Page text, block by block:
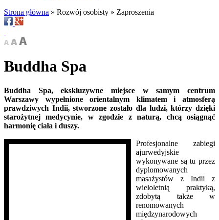
Strona główna » Rozwój osobisty » Zaproszenia
Buddha Spa
Buddha Spa, ekskluzywne miejsce w samym centrum
Warszawy wypełnione orientalnym klimatem i atmosferą
prawdziwych Indii, stworzone zostało dla ludzi, którzy dzięki
starożytnej medycynie, w zgodzie z naturą, chcą osiągnąć
harmonię ciała i duszy.
Profesjonalne zabiegi
ajurwedyjskie
wykonywane są tu przez
dyplomowanych
masażystów z Indii z
wieloletnią praktyką,
zdobytą także w
renomowanych
międzynarodowych